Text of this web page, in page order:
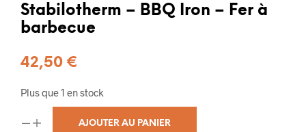
Stabilotherm – BBQ Iron – Fer à
barbecue
42,50 €
Plus que 1 en stock
AJOUTER AU PANIER